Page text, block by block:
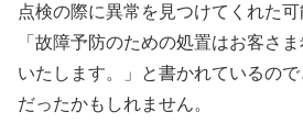
点検の際に異常を見つけてくれた可
「故障予防のための処置はお客さ
いたします。」と書かれているの
だったかもしれません。